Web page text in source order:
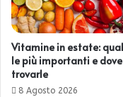
Vitamine in estate:
le più importanti e dove
trovarle
8 Agosto 2026